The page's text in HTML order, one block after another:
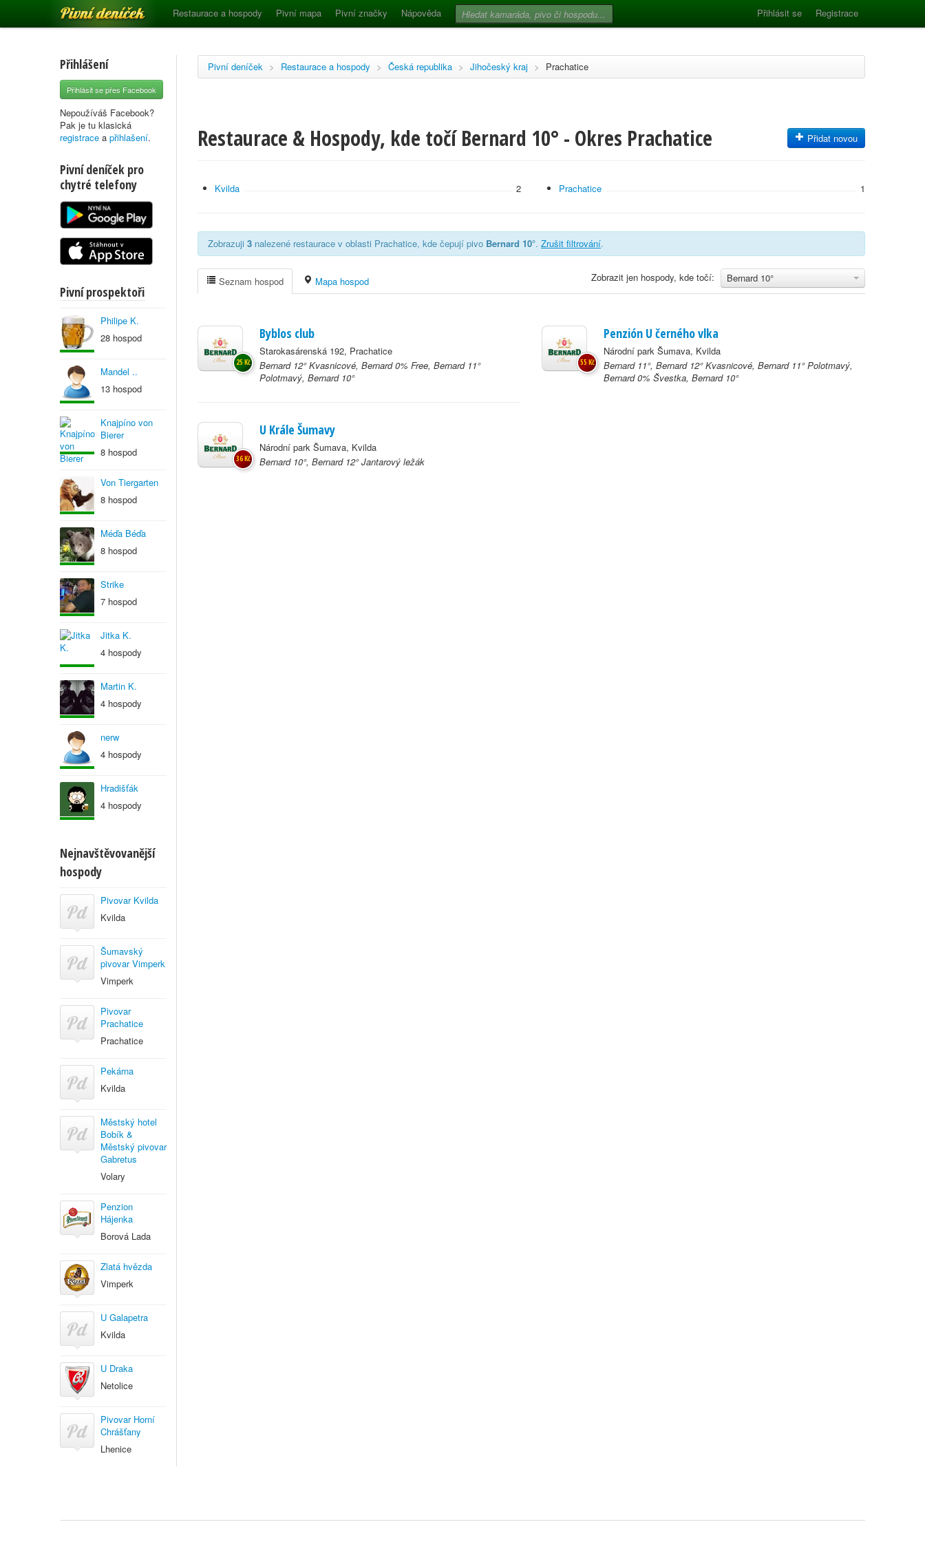
Pivní deníček Restaurace a hospody Pivní mapa Pivní značky Nápověda Přihlásit se Registrace
Přihlášení
Přihlásit se přes Facebook
Nepoužíváš Facebook?
Pak je tu klasická
registrace a přihlašení.
Pivní deníček pro
chytré telefony
Pivní prospektoři
Philipe K.
28 hospod
Mandel ..
13 hospod
Knajpíno von
Bierer
8 hospod
Von Tiergarten
8 hospod
Méďa Béďa
8 hospod
Strike
7 hospod
Jitka K.
4 hospody
Martin K.
4 hospody
nerw
4 hospody
Hradišťák
4 hospody
Nejnavštěvovanější
hospody
Pivovar Kvilda
Kvilda
Šumavský
pivovar Vimperk
Vimperk
Pivovar
Prachatice
Prachatice
Pekárna
Kvilda
Městský hotel
Bobík &
Městský pivovar
Gabretus
Volary
Penzion
Hájenka
Borová Lada
Zlatá hvězda
Vimperk
U Galapetra
Kvilda
U Draka
Netolice
Pivovar Horní
Chrášťany
Lhenice
Pivní deníček > Restaurace a hospody > Česká republika > Jihočeský kraj > Prachatice
Restaurace & Hospody, kde točí Bernard 10° - Okres Prachatice Přidat novou
Kvilda 2 Prachatice 1
Zobrazuji 3 nalezené restaurace v oblasti Prachatice, kde čepují pivo Bernard 10°. Zrušit filtrování.
Bernard 10°
Zobrazit jen hospody, kde točí:
Seznam hospod Mapa hospod
Byblos club
Starokasárenská 192, Prachatice
Bernard 12° Kvasnicové, Bernard 0% Free, Bernard 11°
Polotmavý, Bernard 10°
25 Kč
Penzión U černého vlka
Národní park Šumava, Kvilda
Bernard 11°, Bernard 12° Kvasnicové, Bernard 11° Polotmavý,
Bernard 0% Švestka, Bernard 10°
55 Kč
U Krále Šumavy
Národní park Šumava, Kvilda
Bernard 10°, Bernard 12° Jantarový ležák
36 Kč